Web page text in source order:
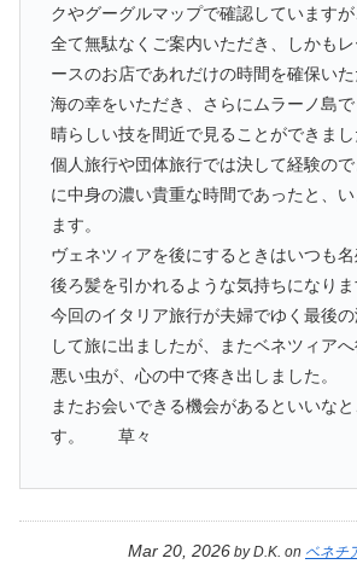
クやグーグルマップで確認しています
全て無駄なくご案内いただき、しかも
ースのお店であれだけの時間を確保い
海の幸をいただき、さらにムラーノ島
晴らしい技を間近で見ることができまし
個人旅行や団体旅行では決して経験の
に中身の濃い貴重な時間であったと、
ます。
ヴェネツィアを後にするときはいつも
後ろ髪を引かれるような気持ちになりま
今回のイタリア旅行が夫婦でゆく最後
して旅に出ましたが、またベネツィア
悪い虫が、心の中で疼き出しました。
またお会いできる機会があるといいな
す。 草々
Mar 20, 2026 byD.K. on ベネチ